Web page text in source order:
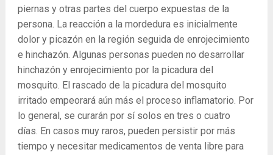
piernas y otras partes del cuerpo expuestas de la
persona. La reacción a la mordedura es inicialmente
dolor y picazón en la región seguida de enrojecimiento
e hinchazón. Algunas personas pueden no desarrollar
hinchazón y enrojecimiento por la picadura del
mosquito. El rascado de la picadura del mosquito
irritado empeorará aún más el proceso inflamatorio. Por
lo general, se curarán por sí solos en tres o cuatro
días. En casos muy raros, pueden persistir por más
tiempo y necesitar medicamentos de venta libre para